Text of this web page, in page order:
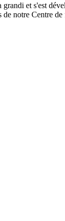
et s'est
notre Centre